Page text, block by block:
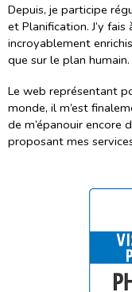
Depuis, je participe
et Planification. J’y
incroyablement
que sur le plan humain.
Le web représentant
monde, il m’est
de m’épanouir encore
proposant mes